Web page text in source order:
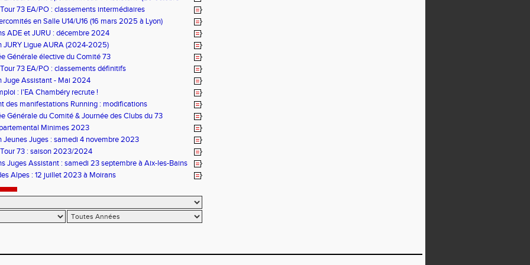
73 EA/PO : classements intermédiaires
en Salle U14/U16 (16 mars 2025 à Lyon)
ADE et JURU : décembre 2024
JURY Ligue AURA (2024-2025)
Générale élective du Comité 73
73 EA/PO : classements définitifs
Juge Assistant - Mai 2024
: l'EA Chambéry recrute !
des manifestations Running : modifications
Générale du Comité & Journée des Clubs du 73
Minimes 2023
Jeunes Juges : samedi 4 novembre 2023
73 : saison 2023/2024
Juges Assistant : samedi 23 septembre à Aix-les-Bains
Alpes : 12 juillet 2023 à Moirans